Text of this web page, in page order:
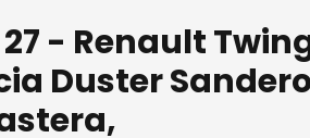
27 - Renault
Duster